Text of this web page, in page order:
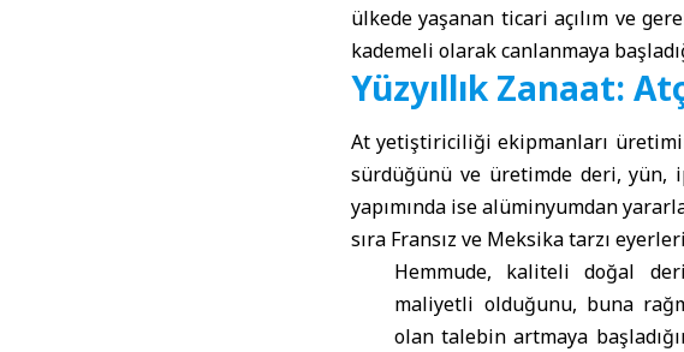
ülkede yaşanan ticari açılım ve
kademeli olarak canlanmaya
Yüzyıllık Zanaat:
At yetiştiriciliği ekipmanları
sürdüğünü ve üretimde deri, yün,
yapımında ise alüminyumdan
sıra Fransız ve Meksika tarzı
Hemmude, kaliteli doğal
maliyetli olduğunu, buna
olan talebin artmaya